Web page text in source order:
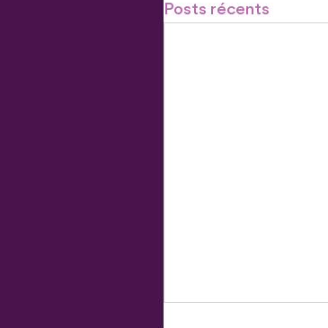
Posts récents